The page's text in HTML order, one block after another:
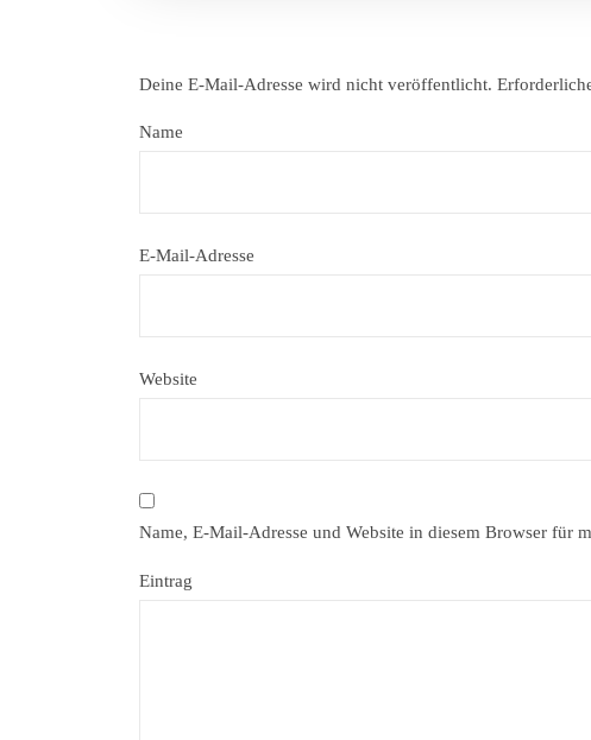
Deine E-Mail-Adresse wird nicht veröffentlicht.
Name
E-Mail-Adresse
Website
Name, E-Mail-Adresse und Website in diesem Browser für
Eintrag